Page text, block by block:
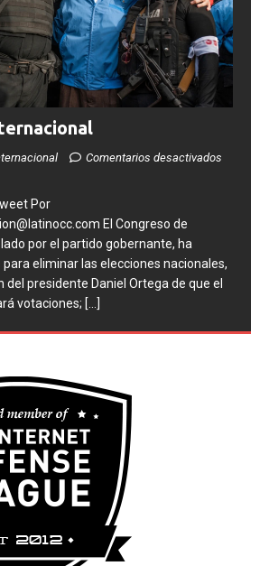
Por
El Congreso de
por el partido gobernante, ha
para eliminar las elecciones nacionales,
del presidente Daniel Ortega de que el
votaciones; [...]